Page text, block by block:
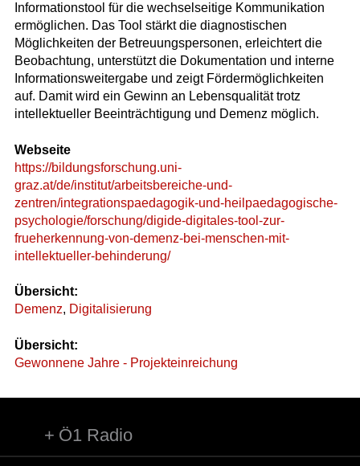
Informationstool für die wechselseitige Kommunikation
ermöglichen. Das Tool stärkt die diagnostischen
Möglichkeiten der Betreuungspersonen, erleichtert die
Beobachtung, unterstützt die Dokumentation und interne
Informationsweitergabe und zeigt Fördermöglichkeiten
auf. Damit wird ein Gewinn an Lebensqualität trotz
intellektueller Beeinträchtigung und Demenz möglich.
Webseite
https://bildungsforschung.uni-
graz.at/de/institut/arbeitsbereiche-und-
zentren/integrationspaedagogik-und-heilpaedagogische-
psychologie/forschung/digide-digitales-tool-zur-
frueherkennung-von-demenz-bei-menschen-mit-
intellektueller-behinderung/
Übersicht:
Demenz, Digitalisierung
Übersicht:
Gewonnene Jahre - Projekteinreichung
Ö1 Radio